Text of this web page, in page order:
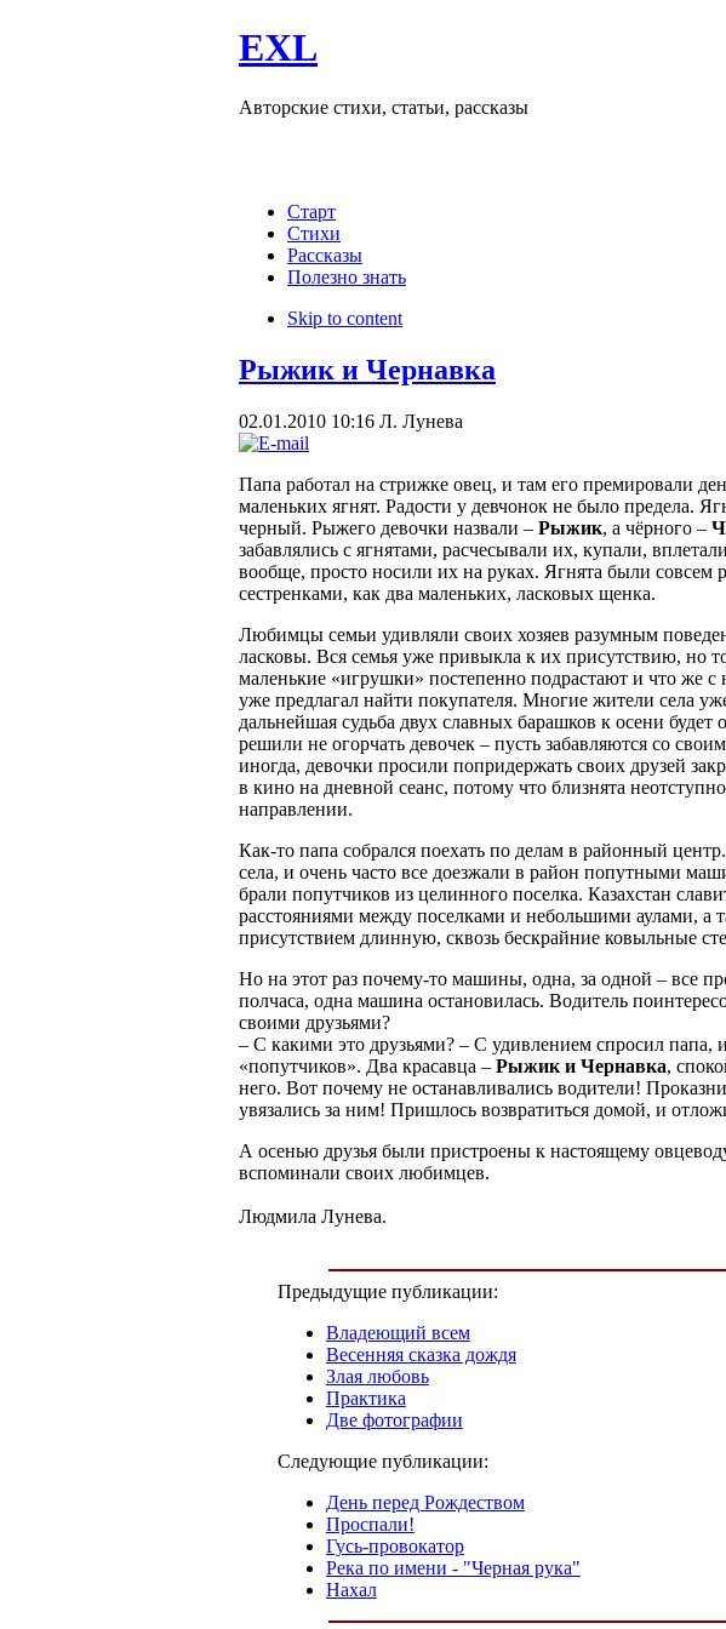
EXL
Авторские стихи, статьи, рассказы
Старт
Стихи
Рассказы
Полезно знать
Skip to content
Рыжик и Чернавка
02.01.2010 10:16 Л. Лунева
Папа работал на стрижке овец, и там его премировали
маленьких ягнят. Радости у девчонок не было предела.
черный. Рыжего девочки назвали – Рыжик, а чёрного –
забавлялись с ягнятами, расчесывали их, купали,
вообще, просто носили их на руках. Ягнята были совсем
сестренками, как два маленьких, ласковых щенка.
Любимцы семьи удивляли своих хозяев разумным
ласковы. Вся семья уже привыкла к их присутствию, но
маленькие «игрушки» постепенно подрастают и что же с
уже предлагал найти покупателя. Многие жители села
дальнейшая судьба двух славных барашков к осени будет
решили не огорчать девочек – пусть забавляются со
иногда, девочки просили попридержать своих друзей
в кино на дневной сеанс, потому что близнята
направлении.
Как-то папа собрался поехать по делам в районный
села, и очень часто все доезжали в район попутными
брали попутчиков из целинного поселка. Казахстан
расстояниями между поселками и небольшими аулами, а
присутствием длинную, сквозь бескрайние ковыльные
Но на этот раз почему-то машины, одна, за одной – все
полчаса, одна машина остановилась. Водитель
своими друзьями?
– С какими это друзьями? – С удивлением спросил папа,
«попутчиков». Два красавца – Рыжик и Чернавка,
него. Вот почему не останавливались водители!
увязались за ним! Пришлось возвратиться домой, и
А осенью друзья были пристроены к настоящему
вспоминали своих любимцев.
Людмила Лунева.
Предыдущие публикации:
Владеющий всем
Весенняя сказка дождя
Злая любовь
Практика
Две фотографии
Следующие публикации:
День перед Рождеством
Проспали!
Гусь-провокатор
Река по имени - "Черная рука"
Нахал